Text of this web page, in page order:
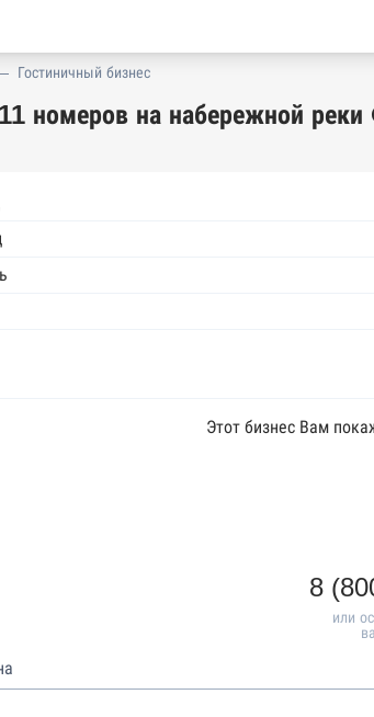
Гостиничный бизнес
номеров на набережной реки
Этот бизнес Вам
8
или